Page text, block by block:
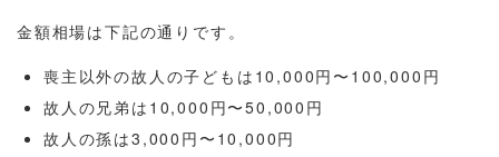
金額相場は下記の通りです。
喪主以外の故人の子どもは10,000円〜100,000円
故人の兄弟は10,000円〜50,000円
故人の孫は3,000円〜10,000円